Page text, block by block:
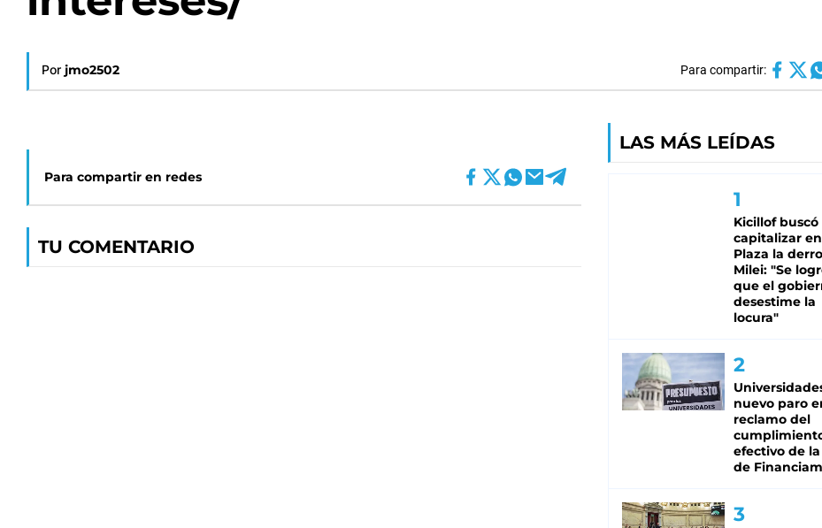
Por jmo2502 Para compartir:
Para compartir en redes
TU COMENTARIO
LAS MÁS LEÍDAS
Kicillof buscó
capitalizar
Plaza la
Milei: "Se
que el
desestime la
locura"
nuevo paro
reclamo del
efectivo de la
de